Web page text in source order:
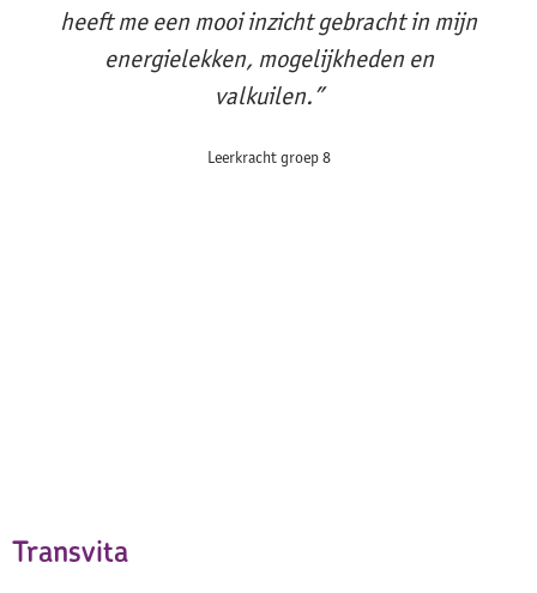
heeft me een mooi inzicht gebracht in mijn
energielekken, mogelijkheden en
valkuilen.”
Leerkracht groep 8
Transvita